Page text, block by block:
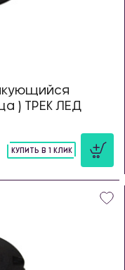
) ТРЕК ЛЕД
КУПИТЬ В 1 КЛИК